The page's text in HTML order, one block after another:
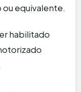
ou equivalente.
habilitado